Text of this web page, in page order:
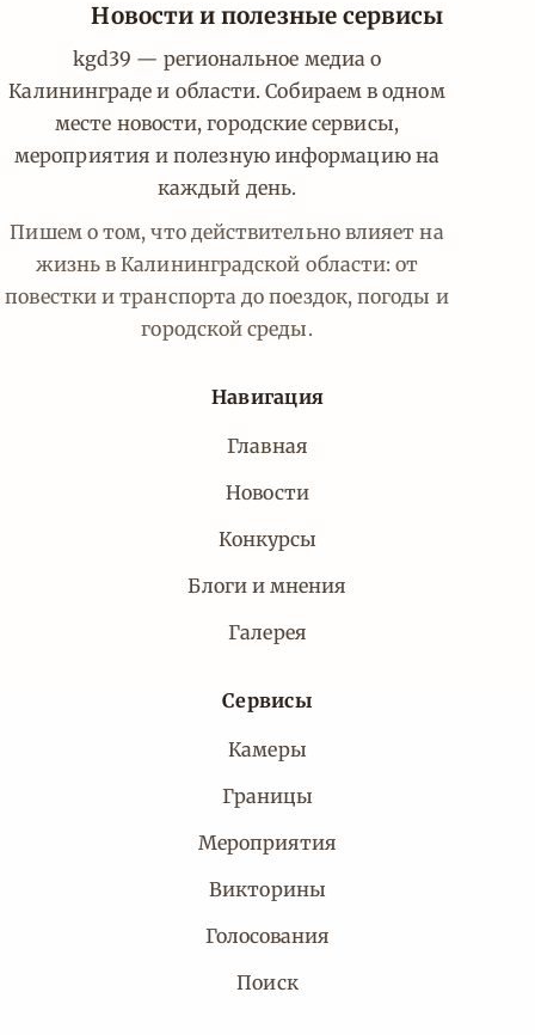
Новости и полезные сервисы
kgd39 — региональное медиа о
Калининграде и области. Собираем в одном
месте новости, городские сервисы,
мероприятия и полезную информацию на
каждый день.
Пишем о том, что действительно влияет на
жизнь в Калининградской области: от
повестки и транспорта до поездок, погоды и
городской среды.
Навигация
Главная
Новости
Конкурсы
Блоги и мнения
Галерея
Сервисы
Камеры
Границы
Мероприятия
Викторины
Голосования
Поиск